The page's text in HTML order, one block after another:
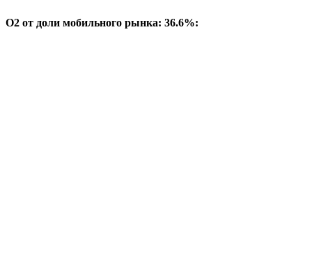
O2 от доли мобильного рынка: 36.6%: